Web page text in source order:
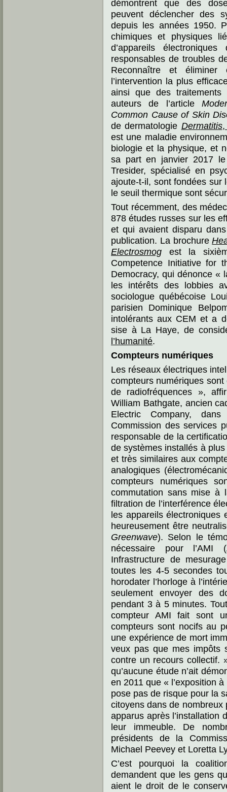
démontrent que des
peuvent déclencher des
depuis les années 1950.
chimiques et physiques
d’appareils
responsables de troubles
Reconnaître et éliminer
l’intervention la plus
ainsi que des
auteurs de l’article
Common Cause of Skin
de dermatologie Dermatitis,
est une maladie
biologie et la physique, et
sa part en janvier 2017 le
Tresider, spécialisé en
ajoute-t-il, sont fondées sur
le seuil thermique sont
Tout récemment, des
878 études russes sur les
et qui avaient disparu
publication. La brochure
Electrosmog est la
Competence Initiative for
Democracy, qui dénonce «
les intérêts des lobbies
sociologue québécoise
parisien Dominique
intolérants aux CEM et a
sise à La Haye, de
l’humanité.
Compteurs numériques
Les réseaux électriques
compteurs numériques
de radiofréquences »,
William Bathgate, ancien
Electric Company,
Commission des services
responsable de la
de systèmes installés à plus
et très similaires aux
analogiques
compteurs numériques
commutation sans mise à
filtration de l’interférence
les appareils électroniques
heureusement être
Greenwave). Selon le
nécessaire pour l’AMI
Infrastructure de
toutes les 4-5 secondes
horodater l’horloge à
seulement envoyer des
pendant 3 à 5 minutes.
compteur AMI fait sont
compteurs sont nocifs au
une expérience de mort
veux pas que mes impôts
contre un recours collectif.
qu’aucune étude n’ait
en 2011 que « l’exposition
pose pas de risque pour la
citoyens dans de nombreux
apparus après l’installation
leur immeuble. De
présidents de la
Michael Peevey et Loretta
C’est pourquoi la
demandent que les gens
aient le droit de le